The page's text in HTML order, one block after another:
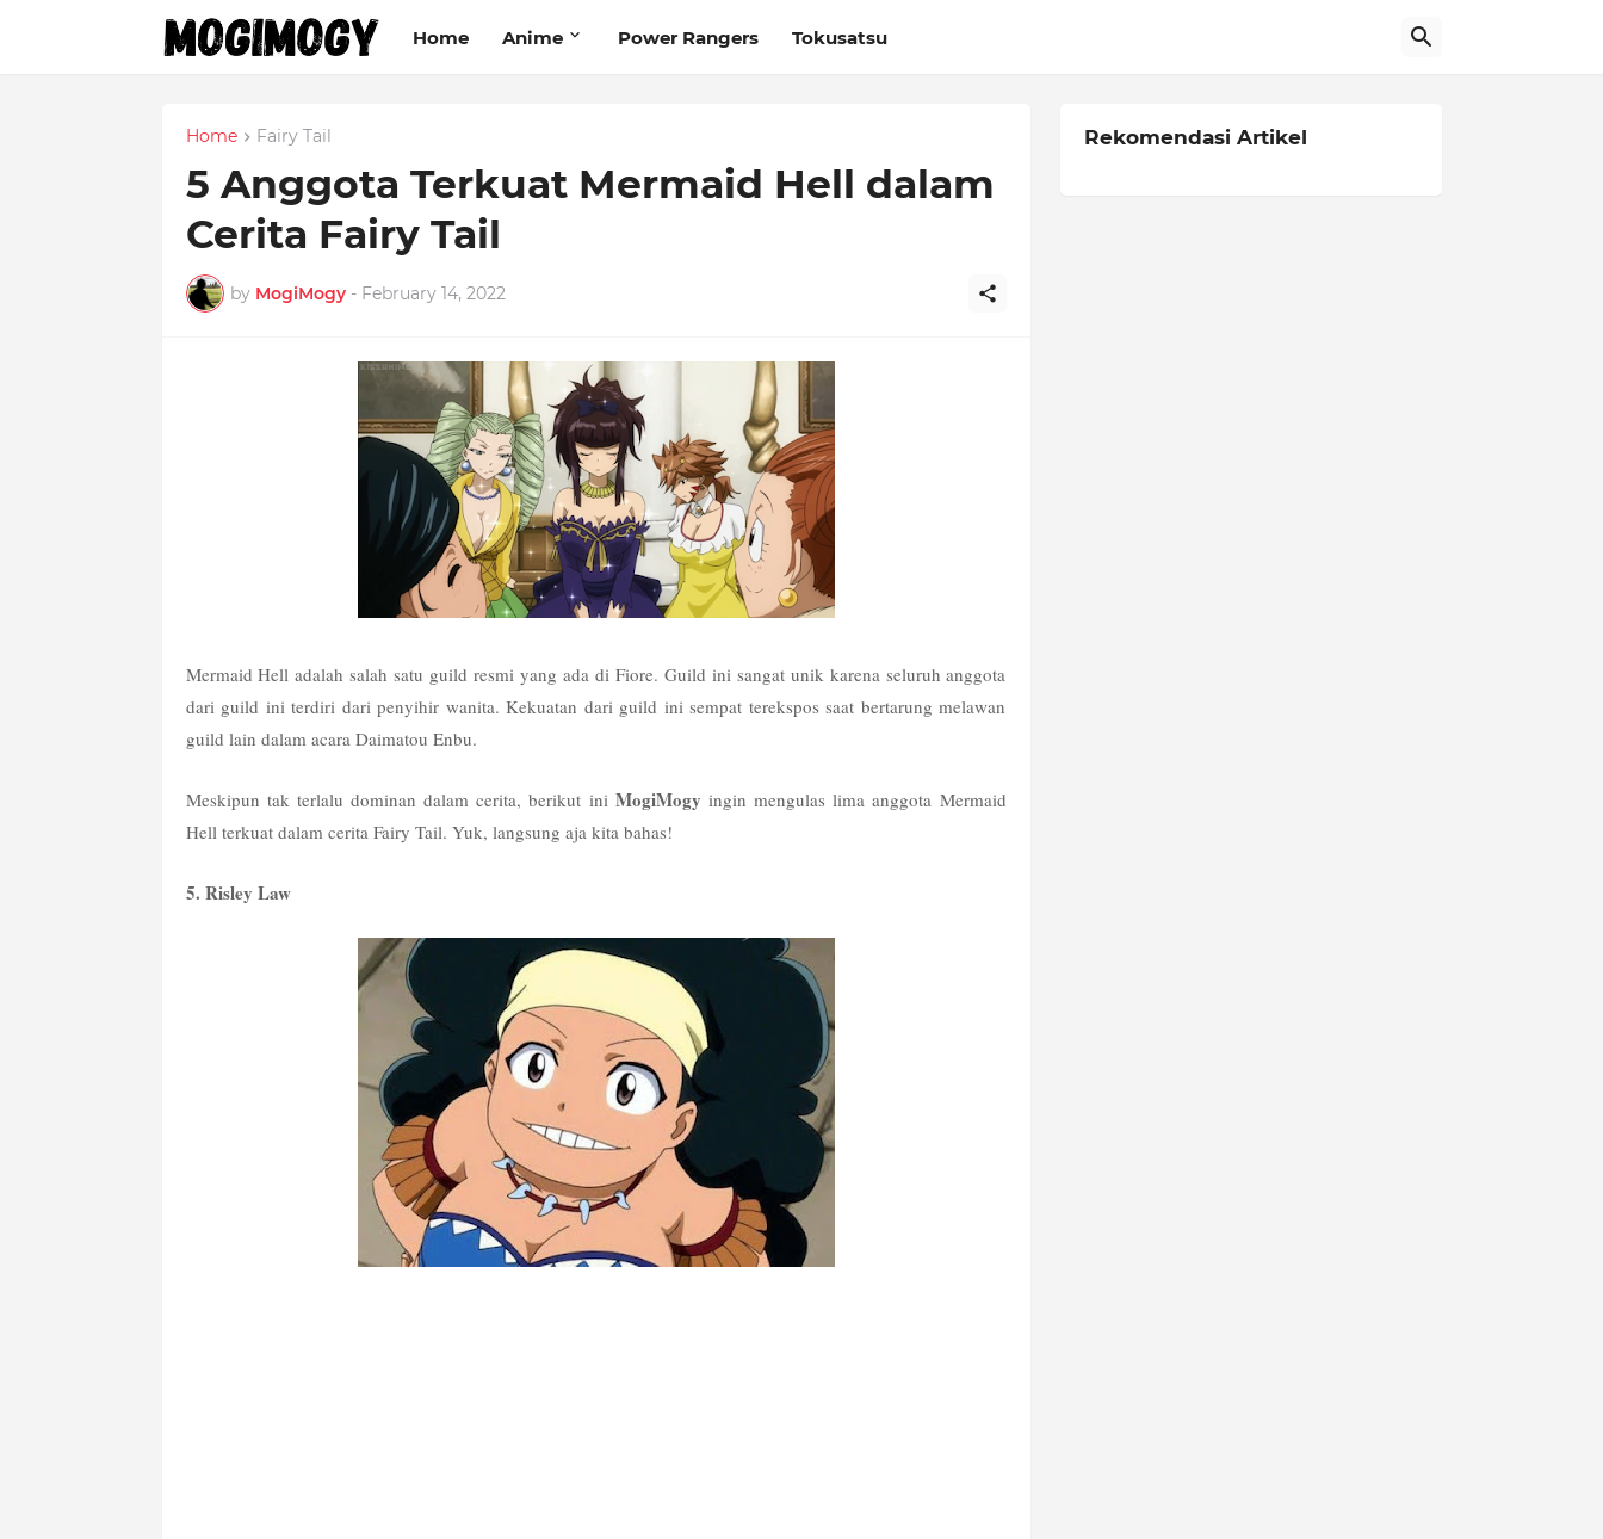
Home Anime Power Rangers Tokusatsu
Home Fairy Tail
5 Anggota Terkuat Mermaid Hell dalam
Cerita Fairy Tail
by MogiMogy - February 14, 2022
Mermaid Hell adalah salah satu guild resmi yang ada di Fiore. Guild ini sangat unik karena seluruh anggota
dari guild ini terdiri dari penyihir wanita. Kekuatan dari guild ini sempat terekspos saat bertarung melawan
guild lain dalam acara Daimatou Enbu.
Meskipun tak terlalu dominan dalam cerita, berikut ini MogiMogy ingin mengulas lima anggota Mermaid
Hell terkuat dalam cerita Fairy Tail. Yuk, langsung aja kita bahas!
5. Risley Law
Rekomendasi Artikel